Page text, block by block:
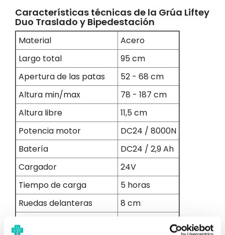
Características técnicas de la Grúa Liftey
Duo Traslado y Bipedestación
Material
Acero
Largo total
95 cm
Apertura de las patas
52 - 68 cm
Altura min/max
78 - 187 cm
Altura libre
11,5 cm
Potencia motor
DC24 / 8000N
Batería
DC24 / 2,9 Ah
Cargador
24V
Tiempo de carga
5 horas
Ruedas delanteras
8 cm